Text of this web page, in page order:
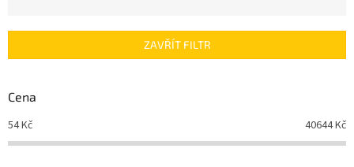
í
r
o
d
u
ZAVŘÍT FILTR
Cena
54Kč 40644Kč